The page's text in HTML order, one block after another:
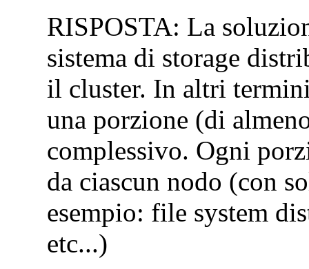
RISPOSTA: La
sistema di storage
il cluster. In altri
una porzione (di
complessivo. Ogni
da ciascun nodo (con
esempio: file system
etc...)